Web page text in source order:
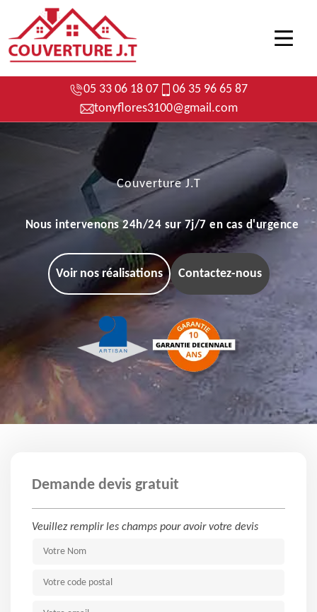
05 33 06 18 07
06 35 96 65 87
tonyflores3100@gmail.com
Couverture J.T
Nous intervenons 24h/24 sur 7j/7 en cas d'urgence
Voir nos réalisations Contactez-nous
Demande devis gratuit
Veuillez remplir les champs pour avoir votre devis